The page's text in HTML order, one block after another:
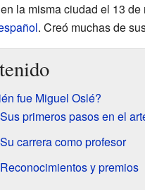
la misma ciudad el 13
. Creó muchas de
fue Miguel Oslé?
Sus primeros pasos en el
Su carrera como profesor
Reconocimientos y premios